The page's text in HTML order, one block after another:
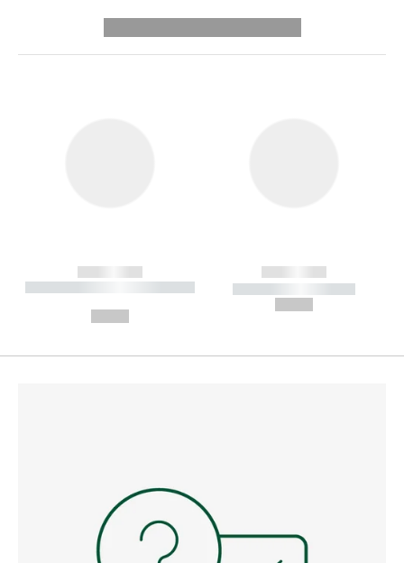
------------
----------- ----------- --------
------------
----------- -----------